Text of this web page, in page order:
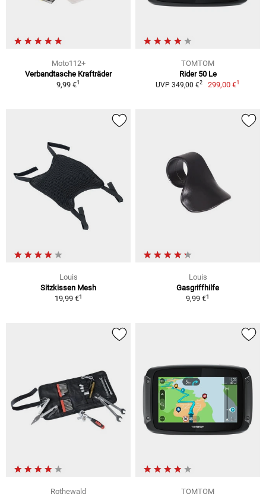
Moto112+
Verbandtasche Krafträder
9,99 €1
TOMTOM
Rider 50 Le
UVP 349,00 €2 299,00 €1
Louis
Sitzkissen Mesh
19,99 €1
Louis
Gasgriffhilfe
9,99 €1
Rothewald
TOMTOM